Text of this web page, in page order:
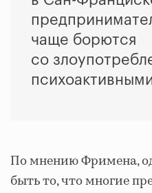
чаще борются
со
По мнению Фримена,
быть то, что многие